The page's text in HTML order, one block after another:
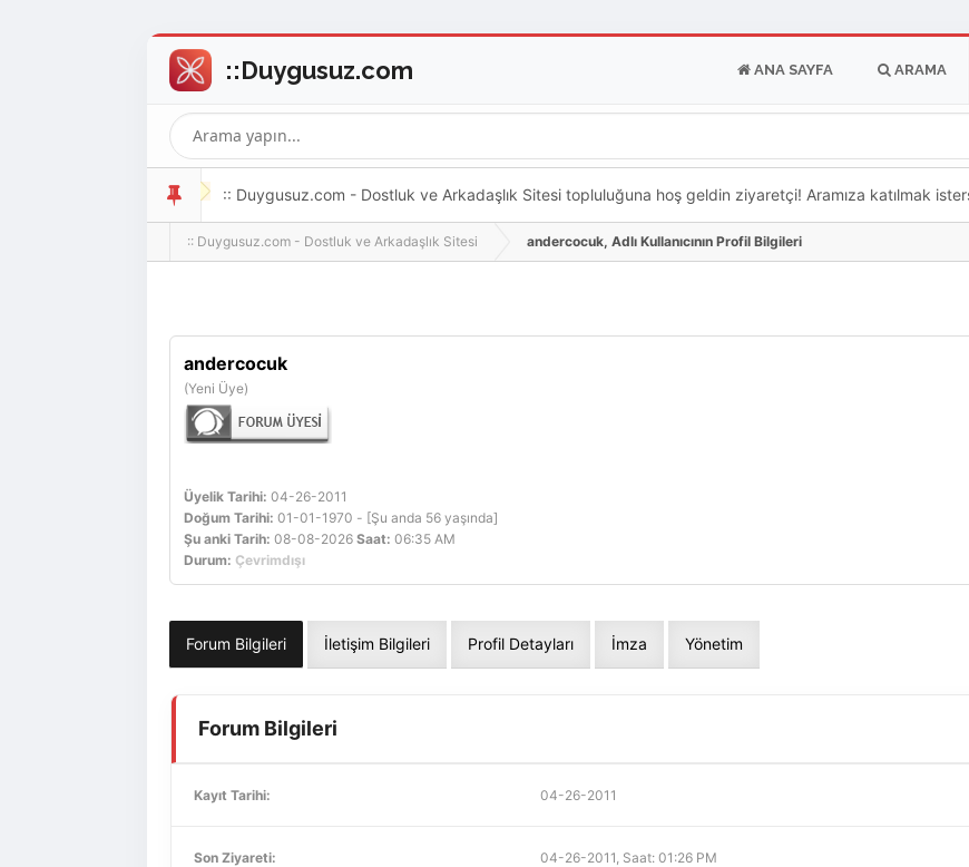
ANA SAYFA ARAMA
:: Duygusuz.com - Dostluk ve Arkadaşlık Sitesi topluluğuna hoş geldin ziyaretçi! Aramıza katılmak
oldukça kolay ve zahmetsizdir.
:: Duygusuz.com - Dostluk ve Arkadaşlık Sitesi andercocuk, Adlı Kullanıcının Profil Bilgileri
andercocuk
(Yeni Üye)
Üyelik Tarihi: 04-26-2011
Doğum Tarihi: 01-01-1970 - [Şu anda 56 yaşında]
Şu anki Tarih: 08-08-2026 Saat: 06:35 AM
Durum: Çevrimdışı
Forum Bilgileri İletişim Bilgileri Profil Detayları İmza Yönetim
Forum Bilgileri
Kayıt Tarihi: 04-26-2011
Son Ziyareti: 04-26-2011, Saat: 01:26 PM